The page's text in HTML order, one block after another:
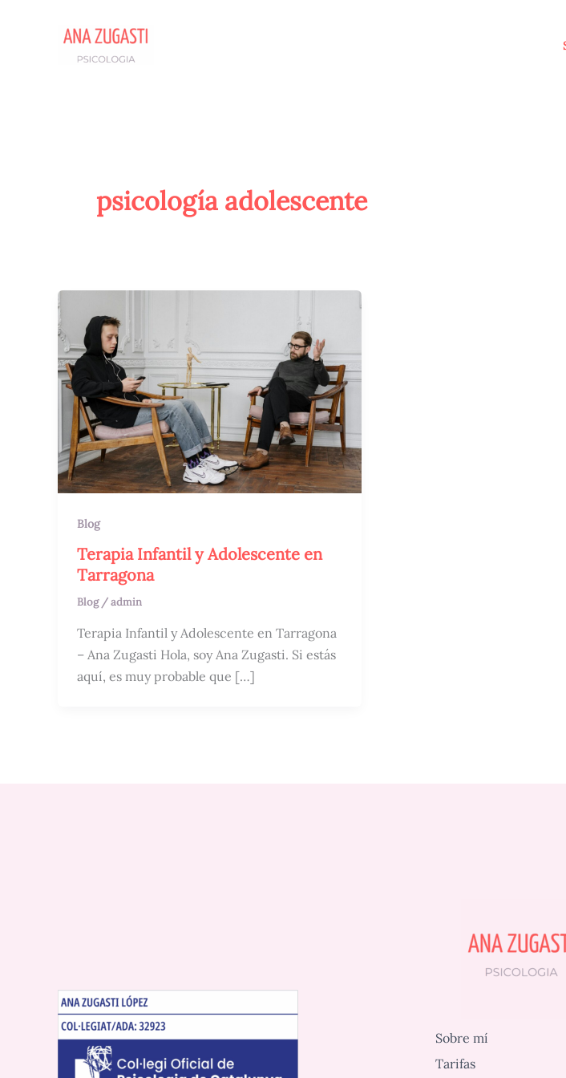
psicología adolescente
Blog
Terapia Infantil y Adolescente en
Tarragona
Blog/admin
Terapia Infantil y Adolescente en Tarragona
– Ana Zugasti Hola, soy Ana Zugasti. Si estás
aquí, es muy probable que […]
Sobre mí
Tarifas